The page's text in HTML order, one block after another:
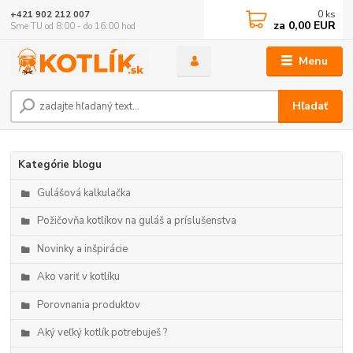
Menu
Hľadať
+421 902 212 007
Sme TU od 8:00 - do 16:00 hod
0 ks
za 0,00 EUR
Kategórie blogu
Gulášová kalkulačka
Požičovňa kotlíkov na guláš a príslušenstva
Novinky a inšpirácie
Ako variť v kotlíku
Porovnania produktov
Aký veľký kotlík potrebuješ ?